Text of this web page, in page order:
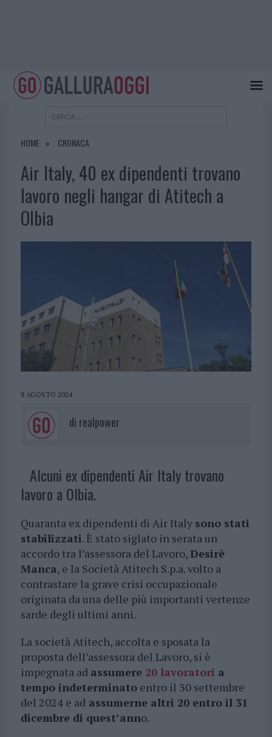
HOME CRONACA
Air Italy, 40 ex dipendenti trovano
lavoro negli hangar di Atitech a
Olbia
8 AGOSTO 2024
di realpower
Alcuni ex dipendenti Air Italy trovano
lavoro a Olbia.
Quaranta ex dipendenti di Air Italy sono stati
stabilizzati. È stato siglato in serata un
accordo tra l’assessora del Lavoro,Desirè
Manca, e la Società Atitech S.p.a. volto a
contrastare la grave crisi occupazionale
originata da una delle più importanti vertenze
sarde degli ultimi anni.
La società Atitech, accolta e sposata la
proposta dell’assessora del Lavoro, si è
impegnata ad assumere 20 lavoratori a
tempo indeterminatoentro il 30 settembre
del 2024 e adassumerne altri 20 entro il 31
dicembre di quest’anno.